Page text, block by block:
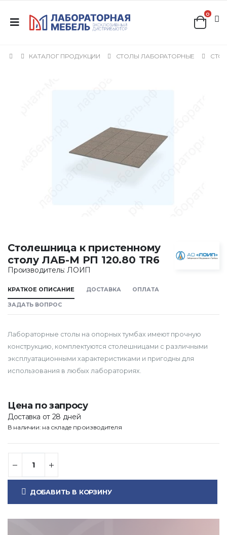
0
КАТАЛОГ ПРОДУКЦИИ СТОЛЫ ЛАБОРАТОРНЫЕ
Столешница к пристенному
столу ЛАБ-М РП 120.80 TR6
Производитель: ЛОИП
КРАТКОЕ ОПИСАНИЕ ДОСТАВКА ОПЛАТА
ЗАДАТЬ ВОПРОС
Лабораторные столы на опорных тумбах имеют прочную
конструкцию, комплектуются столешницами с различными
эксплуатационными характеристиками и пригодны для
использования в любых лабораториях.
Цена по запросу
Доставка от 28 дней
В наличии: на складе производителя
ДОБАВИТЬ В КОРЗИНУ